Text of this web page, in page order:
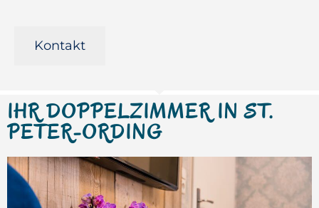
Kontakt
IHR DOPPELZIMMER IN ST.
PETER-ORDING